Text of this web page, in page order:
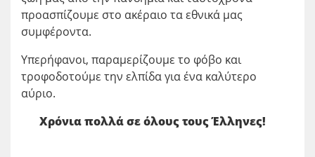
προασπίζουμε στο ακέραιο τα εθνικά μας
συμφέροντα.
Υπερήφανοι, παραμερίζουμε το φόβο και
τροφοδοτούμε την ελπίδα για ένα καλύτερο
αύριο.
Χρόνια πολλά σε όλους τους Έλληνες!